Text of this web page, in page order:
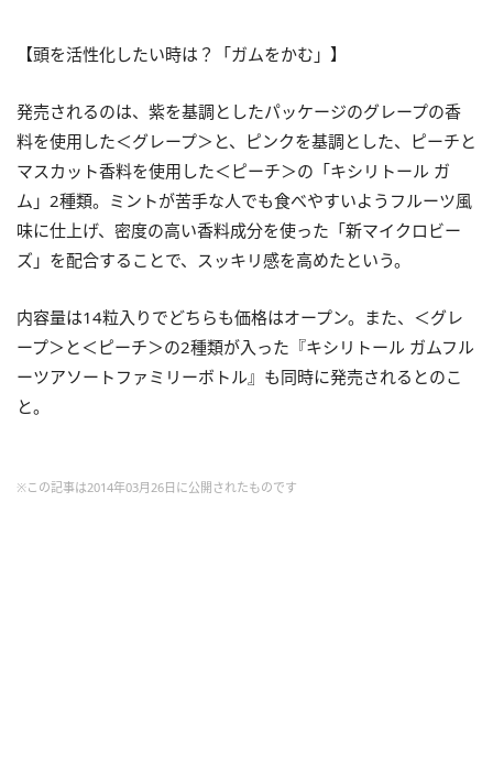
【頭を活性化したい時は？「ガムをかむ」】
発売されるのは、紫を基調としたパッケージのグレープの香
料を使用した＜グレープ＞と、ピンクを基調とした、ピーチと
マスカット香料を使用した＜ピーチ＞の「キシリトール ガ
ム」2種類。ミントが苦手な人でも食べやすいようフルーツ風
味に仕上げ、密度の高い香料成分を使った「新マイクロビー
ズ」を配合することで、スッキリ感を高めたという。
内容量は14粒入りでどちらも価格はオープン。また、＜グレ
ープ＞と＜ピーチ＞の2種類が入った『キシリトール ガムフル
ーツアソートファミリーボトル』も同時に発売されるとのこ
と。
※この記事は2014年03月26日に公開されたものです